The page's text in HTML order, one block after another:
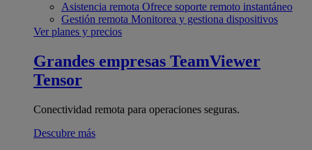
Asistencia remota Ofrece soporte remoto instantáneo
Gestión remota Monitorea y gestiona dispositivos
Ver planes y precios
Grandes empresas TeamViewer
Tensor
Conectividad remota para operaciones seguras.
Descubre más